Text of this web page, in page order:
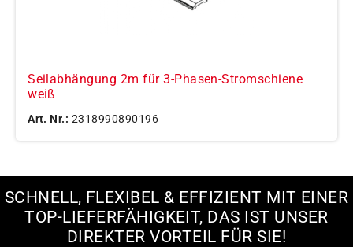
Seilabhängung 2m für 3-Phasen-Stromschiene
weiß
Art. Nr.: 2318990890196
SCHNELL, FLEXIBEL & EFFIZIENT MIT EINER
TOP-LIEFERFÄHIGKEIT, DAS IST UNSER
DIREKTER VORTEIL FÜR SIE!